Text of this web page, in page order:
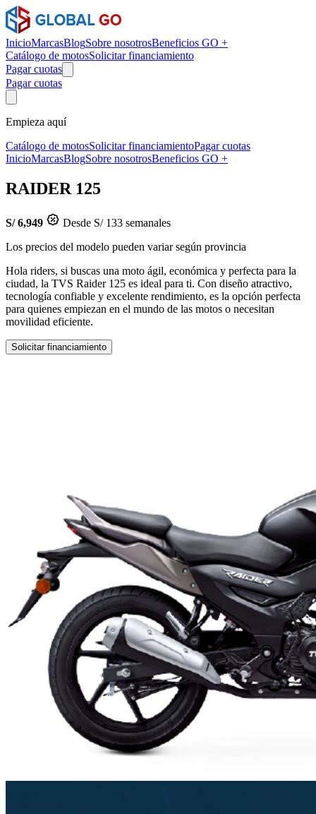
InicioMarcasBlogSobre nosotrosBeneficios GO +
Catálogo de motosSolicitar financiamiento
Pagar cuotas
Pagar cuotas
Empieza aquí
Catálogo de motosSolicitar financiamientoPagar cuotas
InicioMarcasBlogSobre nosotrosBeneficios GO +
RAIDER 125
S/ 6,949
Desde S/ 133 semanales
Los precios del modelo pueden variar según provincia
Hola riders, si buscas una moto ágil, económica y perfecta para la
ciudad, la TVS Raider 125 es ideal para ti. Con diseño atractivo,
tecnología confiable y excelente rendimiento, es la opción perfecta
para quienes empiezan en el mundo de las motos o necesitan
movilidad eficiente.
Solicitar financiamiento